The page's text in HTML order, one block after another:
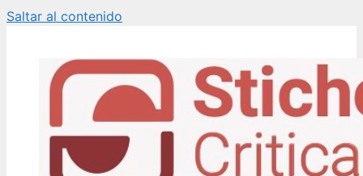
Saltar al contenido